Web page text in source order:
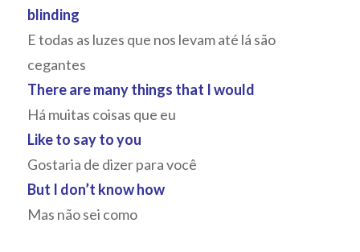
blinding
E todas as luzes que nos levam até lá são
cegantes
There are many things that I would
Há muitas coisas que eu
Like to say to you
Gostaria de dizer para você
But I don’t know how
Mas não sei como